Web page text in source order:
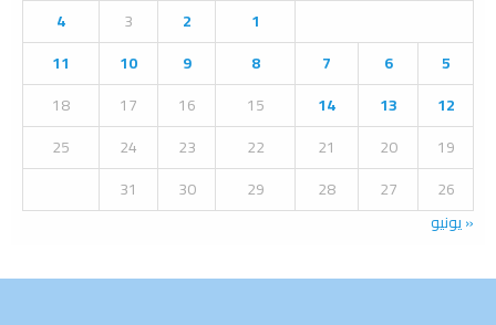
o
R
C
H
1
2
3
4
5
6
7
8
9
10
11
12
13
14
15
16
17
18
19
20
21
22
23
24
25
26
27
28
29
30
31
« يونيو